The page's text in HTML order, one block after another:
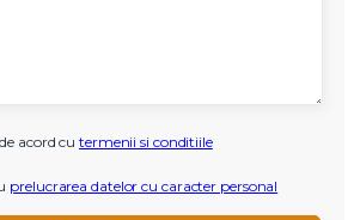
acord cutermenii si conditiile
prelucrarea datelor cu caracter personal